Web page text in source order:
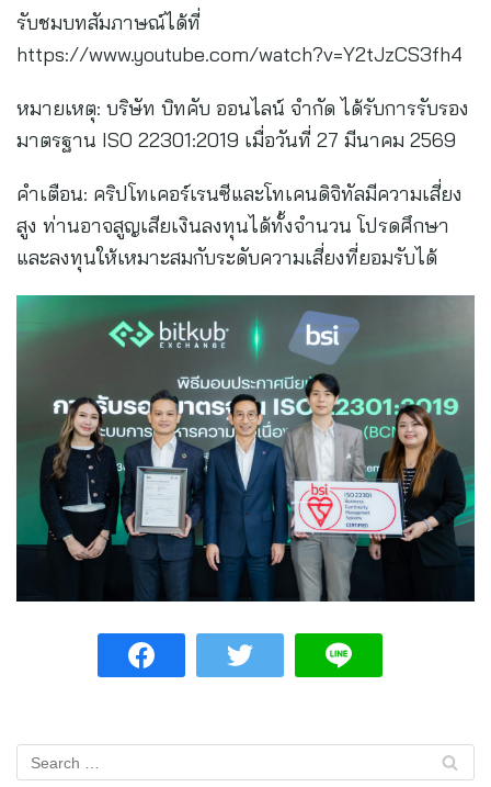
รับชมบทสัมภาษณ์ได้ที่
https://www.youtube.com/watch?v=Y2tJzCS3fh4
หมายเหตุ: บริษัท บิทคับ ออนไลน์ จำกัด ได้รับการรับรอง
มาตรฐาน ISO 22301:2019 เมื่อวันที่ 27 มีนาคม 2569
คำเตือน: คริปโทเคอร์เรนซีและโทเคนดิจิทัลมีความเสี่ยง
สูง ท่านอาจสูญเสียเงินลงทุนได้ทั้งจำนวน โปรดศึกษา
และลงทุนให้เหมาะสมกับระดับความเสี่ยงที่ยอมรับได้